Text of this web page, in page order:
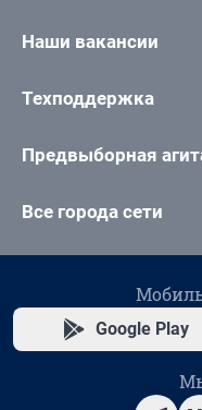
Наши вакансии
Техподдержка
Предвыборная
Все города сети
Google Play